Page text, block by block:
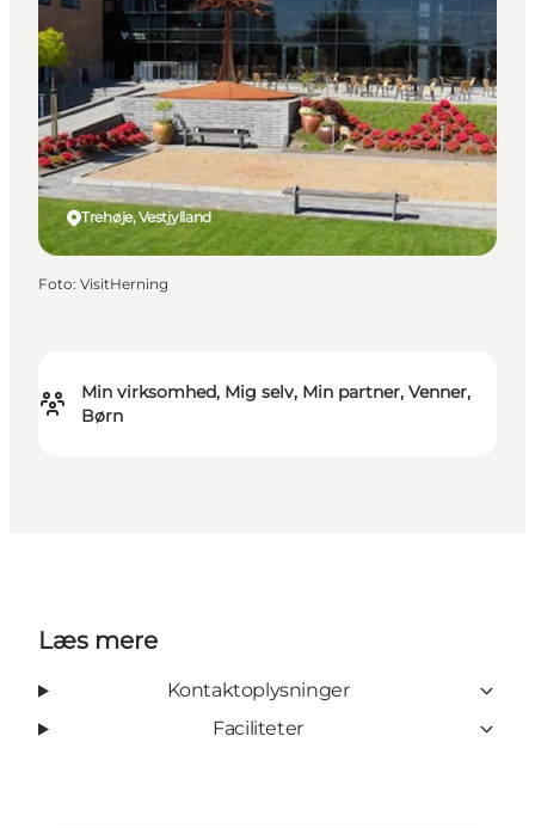
Min virksomhed, Mig selv, Min partner, Venner,
Børn
Trehøje, Vestjylland
Foto: VisitHerning
Læs mere
Kontaktoplysninger
Faciliteter